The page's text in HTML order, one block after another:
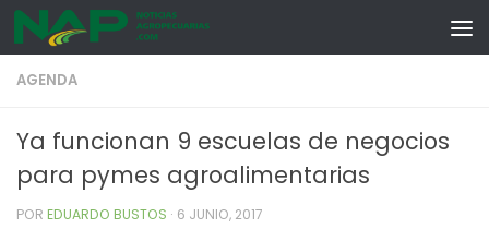
Skip to content
AGENDA
Ya funcionan 9 escuelas de negocios
para pymes agroalimentarias
POR EDUARDO BUSTOS · 6 JUNIO, 2017